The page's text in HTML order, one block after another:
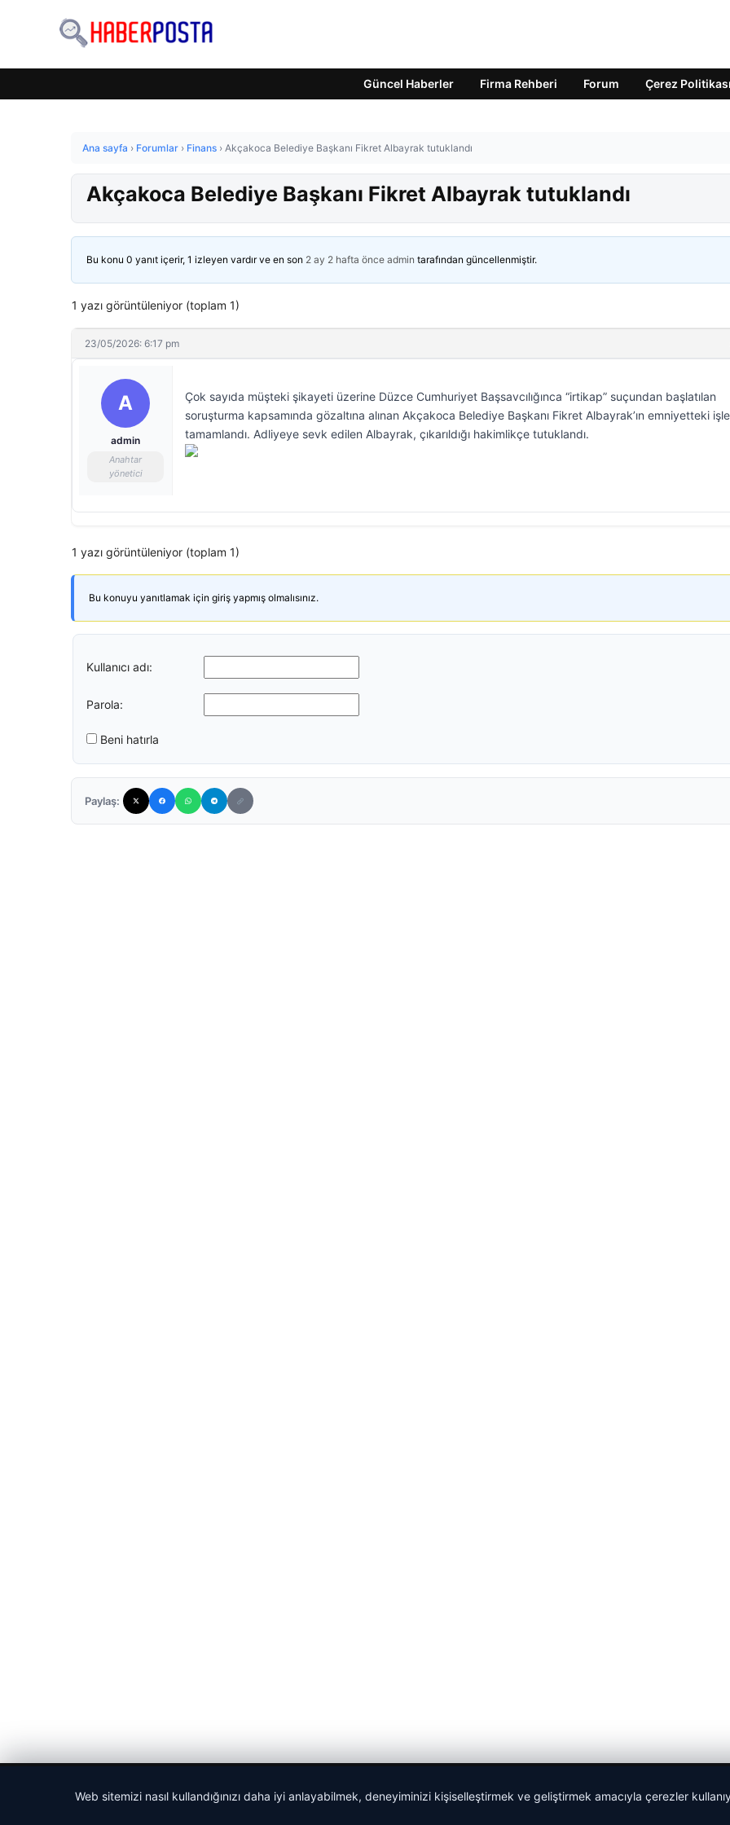
Güncel Haberler Firma Rehberi Forum Çerez Politikası
Ana sayfa › Forumlar › Finans › Akçakoca Belediye Başkanı Fikret Albayrak tutuklandı
Akçakoca Belediye Başkanı Fikret Albayrak tutuklandı
Bu konu 0 yanıt içerir, 1 izleyen vardır ve en son 2 ay 2 hafta önce admin tarafından güncellenmiştir.
1 yazı görüntüleniyor (toplam 1)
23/05/2026: 6:17 pm
A
admin
Anahtar
yönetici
Çok sayıda müşteki şikayeti üzerine Düzce Cumhuriyet Başsavcılığınca “irtikap” suçundan başlatılan
soruşturma kapsamında gözaltına alınan Akçakoca Belediye Başkanı Fikret Albayrak’ın emniyetteki
tamamlandı. Adliyeye sevk edilen Albayrak, çıkarıldığı hakimlikçe tutuklandı.
1 yazı görüntüleniyor (toplam 1)
Bu konuyu yanıtlamak için giriş yapmış olmalısınız.
Kullanıcı adı:
Parola:
Beni hatırla
Paylaş:
Web sitemizi nasıl kullandığınızı daha iyi anlayabilmek, deneyiminizi kişiselleştirmek ve geliştirmek amacıyla çerezler